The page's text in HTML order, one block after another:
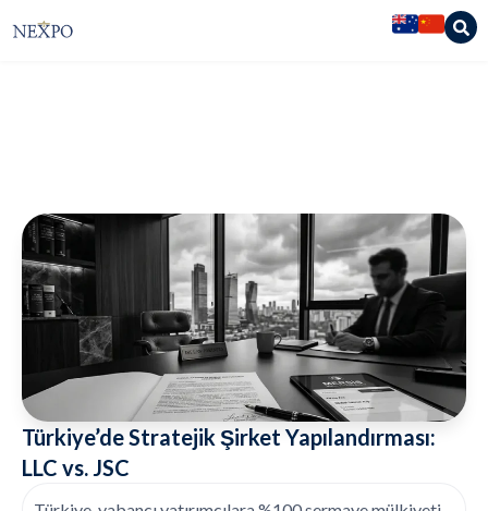
Türkiye’de Stratejik Şirket Yapılandırması:
LLC vs. JSC